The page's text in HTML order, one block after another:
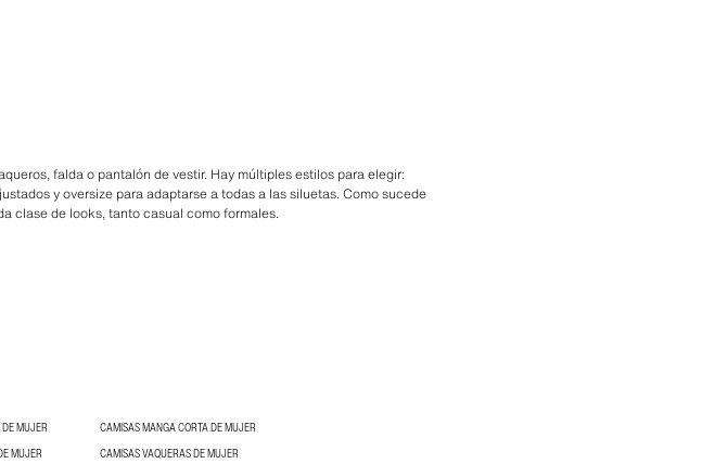
falda o pantalón de vestir. Hay múltiples estilos para elegir:
y oversize para adaptarse a todas a las siluetas. Como sucede
clase de looks, tanto casual como formales.
MUJER
CAMISAS MANGA CORTA DE MUJER
MUJER
CAMISAS VAQUERAS DE MUJER